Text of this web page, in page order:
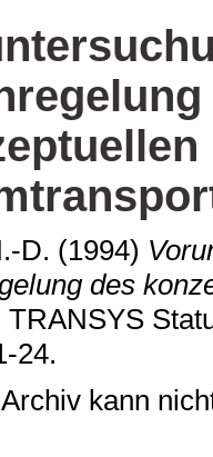
D. (1994)
des
TRANSYS
24.
kann